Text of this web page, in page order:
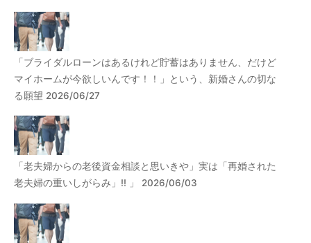
「ブライダルローンはあるけれど貯蓄はありません、だけど
マイホームが今欲しいんです！！」という、新婚さんの切な
る願望 2026/06/27
「老夫婦からの老後資金相談と思いきや」実は「再婚された
老夫婦の重いしがらみ」!! 」 2026/06/03